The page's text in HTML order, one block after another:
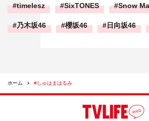
timelesz SixTONES Snow
乃木坂46 櫻坂46 日向坂46
ホーム #しゅはまはるみ